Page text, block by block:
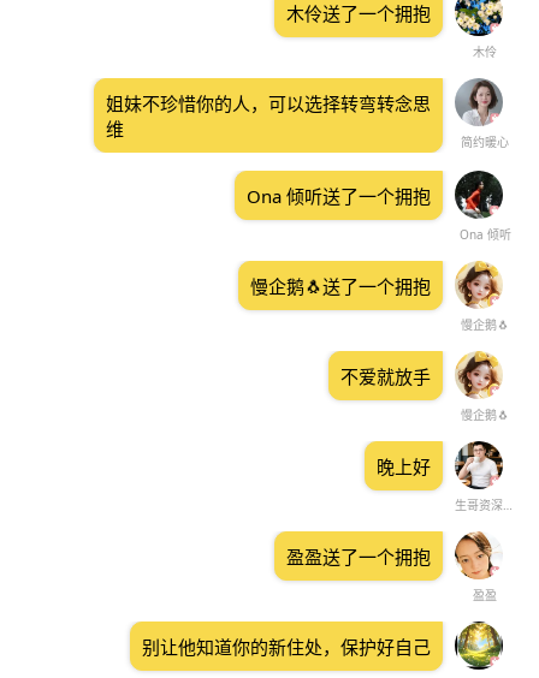
木伶
木伶送了一个拥抱
简约暖心
姐妹不珍惜你的人，可以选择转弯转念思
维
Ona 倾听
Ona 倾听送了一个拥抱
慢企鹅🐧
慢企鹅🐧送了一个拥抱
慢企鹅🐧
不爱就放手
生哥资深情感导师
晚上好
盈盈
盈盈送了一个拥抱
别让他知道你的新住处，保护好自己